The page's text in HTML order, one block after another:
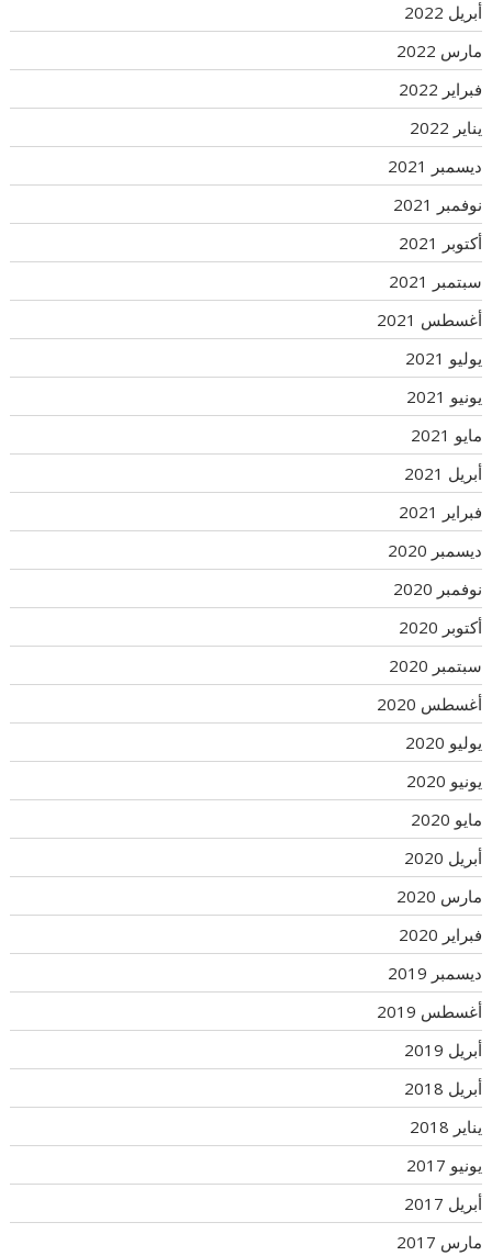
أبريل 2022
مارس 2022
فبراير 2022
يناير 2022
ديسمبر 2021
نوفمبر 2021
أكتوبر 2021
سبتمبر 2021
أغسطس 2021
يوليو 2021
يونيو 2021
مايو 2021
أبريل 2021
فبراير 2021
ديسمبر 2020
نوفمبر 2020
أكتوبر 2020
سبتمبر 2020
أغسطس 2020
يوليو 2020
يونيو 2020
مايو 2020
أبريل 2020
مارس 2020
فبراير 2020
ديسمبر 2019
أغسطس 2019
أبريل 2019
أبريل 2018
يناير 2018
يونيو 2017
أبريل 2017
مارس 2017